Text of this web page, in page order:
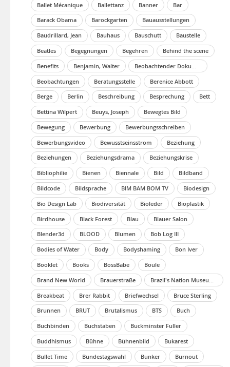
Ballet Mécanique
Ballettanz Banner
Bar
Barack Obama
Barockgarten
Bauausstellungen
Baudrillard, Jean
Bauhaus Bauschutt
Baustelle
Beatles
Begegnungen Begehren
Behind the scene
Benefits
Benjamin, Walter
Beobachtungen
Beratungsstelle
Berenice Abbott
Berge
Berlin Beschreibung Besprechung
Bett
Bettina Wilpert
Beuys, Joseph
Bewegtes Bild
Bewegung
Bewerbung
Bewerbungsschreiben
Bewerbungsvideo
Bewusstseinsstrom
Beziehung
Beziehungen
Beziehungsdrama
Beziehungskrise
Bibliophilie
Bienen Biennale Bild
Bildband
Bildcode
Bildsprache BIM BAM BOM TV
Biodesign
Bio Design Lab
Biodiversität Bioleder
Bioplastik
Birdhouse
Black Forest Blau
Blauer Salon
Blender3d
BLOOD Blumen
Bob Log III
Bodies of Water
Body Bodyshaming
Bon Iver
Booklet
Books BossBabe
Boule
Brand New World
Brauerstraße
Breakbeat
Brer Rabbit Briefwechsel
Bruce Sterling
Brunnen
BRUT Brutalismus BTS
Buch
Buchbinden
Buchstaben
Buckminster Fuller
Buddhismus
Bühne Bühnenbild
Bukarest
Bullet Time
Bundestagswahl Bunker
Burnout